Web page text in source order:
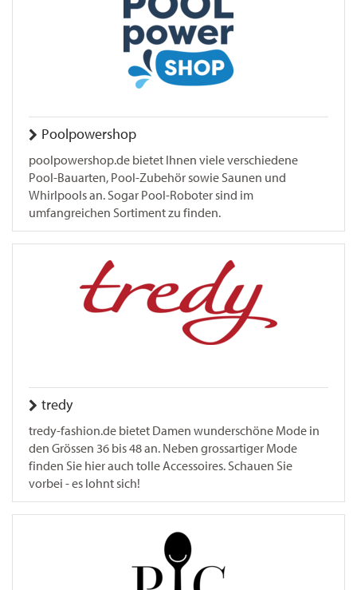
Poolpowershop
poolpowershop.de bietet Ihnen viele verschiedene
Pool-Bauarten, Pool-Zubehör sowie Saunen und
Whirlpools an. Sogar Pool-Roboter sind im
umfangreichen Sortiment zu finden.
tredy
tredy-fashion.de bietet Damen wunderschöne Mode in
den Grössen 36 bis 48 an. Neben grossartiger Mode
finden Sie hier auch tolle Accessoires. Schauen Sie
vorbei - es lohnt sich!